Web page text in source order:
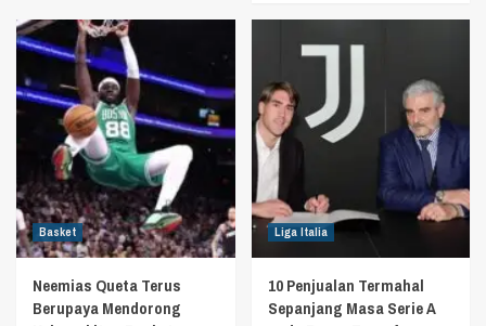
Basket
Neemias Queta Terus
Berupaya Mendorong
Liga Italia
10 Penjualan Termahal
Sepanjang Masa Serie A